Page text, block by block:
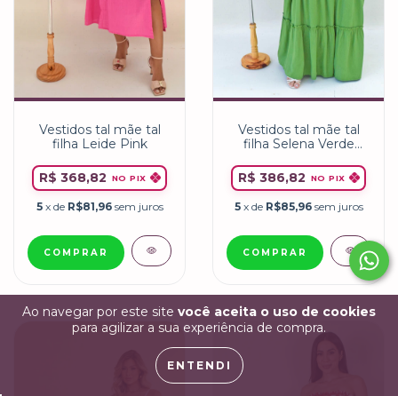
Ao navegar por este site você aceita o uso de cookies
para agilizar a sua experiência de compra.
ENTENDI
Vestidos tal mãe tal
filha Leide Pink
R$ 368,82 NO PIX
5 x de R$81,96 sem juros
COMPRAR
Vestidos tal mãe tal
filha Selena Verde
R$ 386,82
NO PIX
5 x de R$85,96 sem juros
COMPRAR